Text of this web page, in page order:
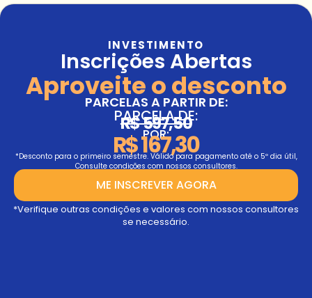
INVESTIMENTO
Inscrições Abertas
Aproveite o desconto
PARCELAS A PARTIR DE:
PARCELA DE:
R$ 597,50
POR:
R$ 167,30
*Desconto para o primeiro semestre. Válido para pagamento até o 5º dia útil,
Consulte condições com nossos consultores.
ME INSCREVER AGORA
*Verifique outras condições e valores com nossos consultores
se necessário.